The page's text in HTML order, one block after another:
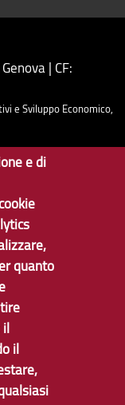
| CF:
e Sviluppo Economico,
e Accessibilità
per il sito Web
e di
quanto
il
il